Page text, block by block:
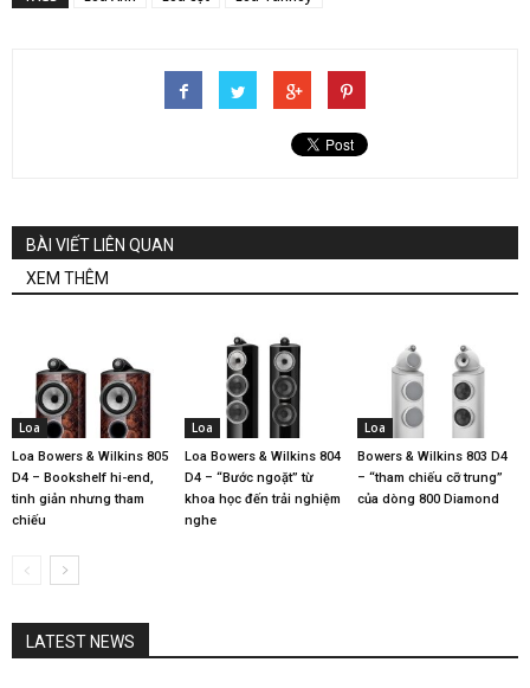
BÀI VIẾT LIÊN QUAN
XEM THÊM
Loa
Loa Bowers & Wilkins 805
D4 – Bookshelf hi-end,
tinh giản nhưng tham
chiếu
Loa
Loa Bowers & Wilkins 804
D4 – “Bước ngoặt” từ
khoa học đến trải nghiệm
nghe
Loa
Bowers & Wilkins 803 D4
– “tham chiếu cỡ trung”
của dòng 800 Diamond
LATEST NEWS